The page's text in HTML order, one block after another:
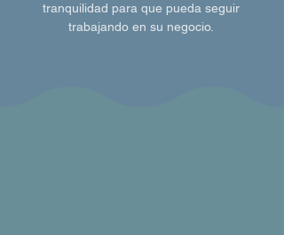
tranquilidad para que pueda seguir
trabajando en su negocio.